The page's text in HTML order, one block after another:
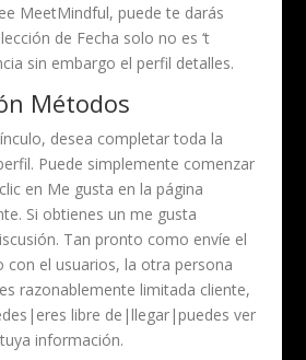
MeetMindful, puede te darás
de Fecha solo no es ‘t
sin embargo el perfil detalles.
Métodos
desea completar toda la
Puede simplemente comenzar
en Me gusta en la página
Si obtienes un me gusta
Tan pronto como envíe el
con el usuarios, la otra persona
razonablemente limitada cliente,
libre de|llegar|puedes ver
información.